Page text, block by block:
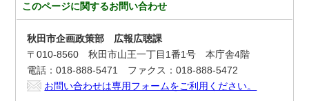
このページに関するお問い合わせ
秋田市企画政策部 広報広聴課
〒010-8560 秋田市山王一丁目1番1号 本庁舎4階
電話：018-888-5471 ファクス：018-888-5472
お問い合わせは専用フォームをご利用ください。